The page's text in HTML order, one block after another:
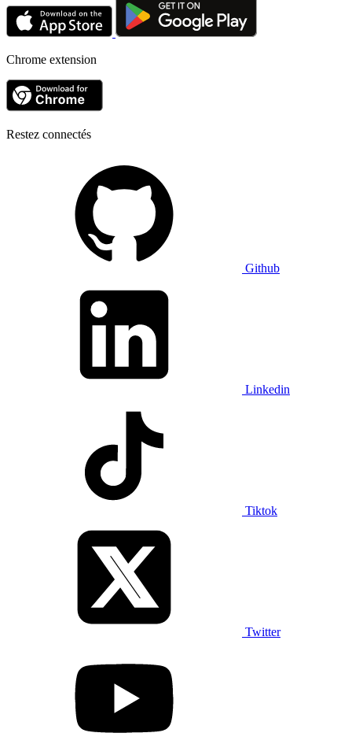
Chrome extension
Restez connectés
Github
Linkedin
Tiktok
Twitter